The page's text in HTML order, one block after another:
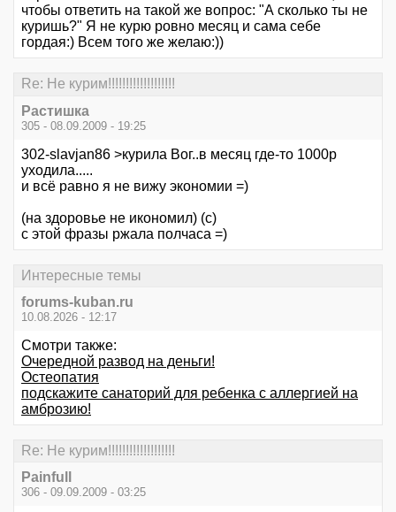
чтобы ответить на такой же вопрос: "А сколько ты не
куришь?" Я не курю ровно месяц и сама себе
гордая:) Всем того же желаю:))
Re: Не курим!!!!!!!!!!!!!!!!!!!
Растишка
305 - 08.09.2009 - 19:25
302-slavjan86 >курила Вог..в месяц где-то 1000р
уходила.....
и всё равно я не вижу экономии =)
(на здоровье не икономил) (с)
с этой фразы ржала полчаса =)
Интересные темы
forums-kuban.ru
10.08.2026 - 12:17
Смотри также:
Очередной развод на деньги!
Остеопатия
подскажите санаторий для ребенка с аллергией на
амброзию!
Re: Не курим!!!!!!!!!!!!!!!!!!!
Painfull
306 - 09.09.2009 - 03:25